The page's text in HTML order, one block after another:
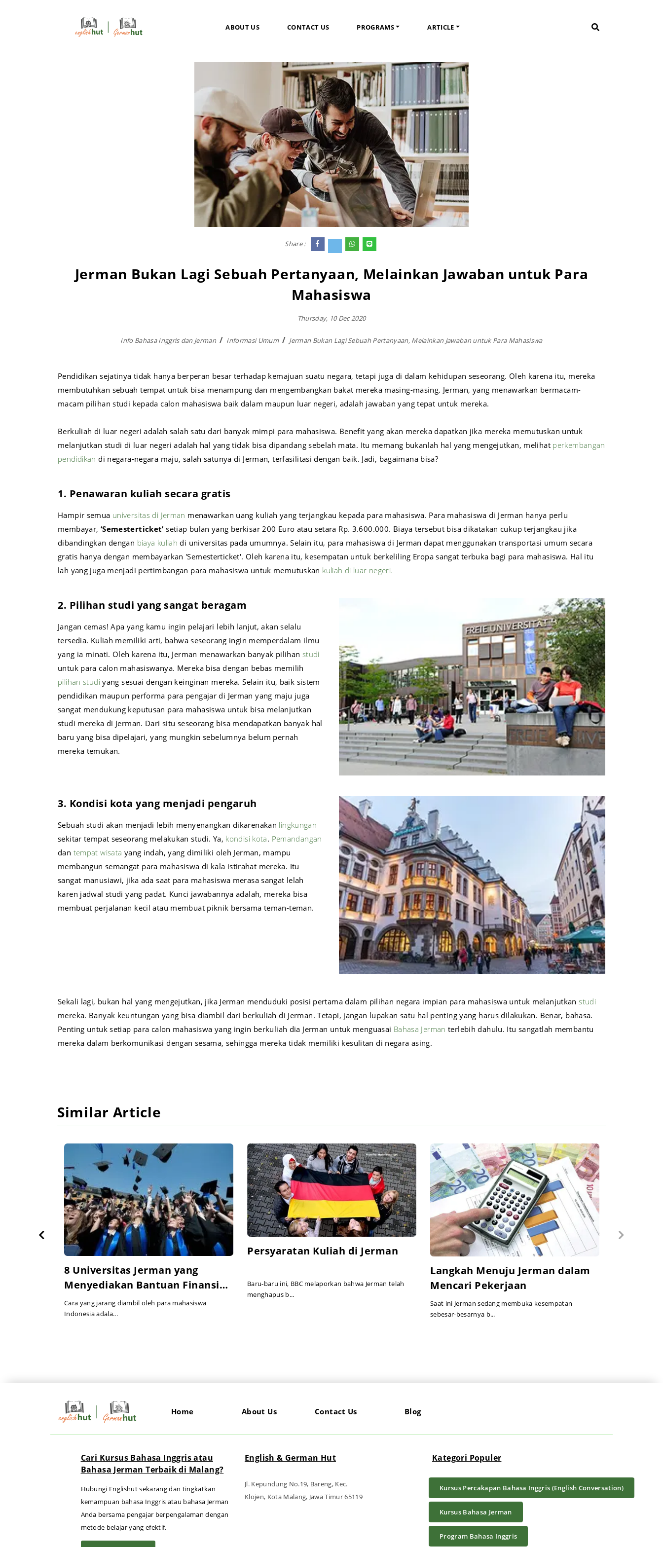
ABOUT US CONTACT US PROGRAMS
PROGAM AGEN PENDIDIKAN JERMAN PROGRAM BAHASA INGGRIS
Kursus Bahasa Inggris
Kursus Percakapan Bahasa Inggris (English Conversation)
English For Specific Purpose (ESP)
Kursus Persiapan TOEFL
Kursus Persiapan TOEIC
PROGRAM BAHASA JERMAN
Kursus Bahasa Jerman
Kursus Percakapan Bahasa Jerman (Deutsch Konversation)
Kursus Sertifikasi Bahasa Jerman (A1 –C2)
SEMUA PROGRAM KURSUS BAHASA
ARTICLE
INFO BAHASA INGGRIS DAN JERMAN
FAQ
INFO ENGLISH HUT
Profil Pengajar
Share :
Jerman Bukan Lagi Sebuah Pertanyaan, Melainkan Jawaban untuk Para
Mahasiswa
Thursday, 10 Dec 2020
Info Bahasa Inggris dan Jerman Informasi Umum Jerman Bukan Lagi Sebuah Pertanyaan, Melainkan Jawaban untuk Para Mahasiswa
Pendidikan sejatinya tidak hanya berperan besar terhadap kemajuan suatu negara, tetapi juga di dalam kehidupan seseorang. Oleh karena itu, mereka
membutuhkan sebuah tempat untuk bisa menampung dan mengembangkan bakat mereka masing-masing. Jerman, yang menawarkan bermacam-
macam pilihan studi kepada calon mahasiswa baik dalam maupun luar negeri, adalah jawaban yang tepat untuk mereka.
Berkuliah di luar negeri adalah salah satu dari banyak mimpi para mahasiswa. Benefit yang akan mereka dapatkan jika mereka memutuskan untuk
melanjutkan studi di luar negeri adalah hal yang tidak bisa dipandang sebelah mata. Itu memang bukanlah hal yang mengejutkan, melihat perkembangan
pendidikan di negara-negara maju, salah satunya di Jerman, terfasilitasi dengan baik. Jadi, bagaimana bisa?
1. Penawaran kuliah secara gratis
Hampir semua universitas di Jerman menawarkan uang kuliah yang terjangkau kepada para mahasiswa. Para mahasiswa di Jerman hanya perlu
membayar, ‘Semesterticket’ setiap bulan yang berkisar 200 Euro atau setara Rp. 3.600.000. Biaya tersebut bisa dikatakan cukup terjangkau jika
dibandingkan dengan biaya kuliah di universitas pada umumnya. Selain itu, para mahasiswa di Jerman dapat menggunakan transportasi umum secara
gratis hanya dengan membayarkan 'Semesterticket'. Oleh karena itu, kesempatan untuk berkeliling Eropa sangat terbuka bagi para mahasiswa. Hal itu
lah yang juga menjadi pertimbangan para mahasiswa untuk memutuskan kuliah di luar negeri.
2. Pilihan studi yang sangat beragam
Jangan cemas! Apa yang kamu ingin pelajari lebih lanjut, akan selalu
tersedia. Kuliah memiliki arti, bahwa seseorang ingin memperdalam ilmu
yang ia minati. Oleh karena itu, Jerman menawarkan banyak pilihan studi
untuk para calon mahasiswanya. Mereka bisa dengan bebas memilih
pilihan studi yang sesuai dengan keinginan mereka. Selain itu, baik sistem
pendidikan maupun performa para pengajar di Jerman yang maju juga
sangat mendukung keputusan para mahasiswa untuk bisa melanjutkan
studi mereka di Jerman. Dari situ seseorang bisa mendapatkan banyak hal
baru yang bisa dipelajari, yang mungkin sebelumnya belum pernah
mereka temukan.
3. Kondisi kota yang menjadi pengaruh
Sebuah studi akan menjadi lebih menyenangkan dikarenakan lingkungan
sekitar tempat seseorang melakukan studi. Ya, kondisi kota. Pemandangan
dan tempat wisata yang indah, yang dimiliki oleh Jerman, mampu
membangun semangat para mahasiswa di kala istirahat mereka. Itu
sangat manusiawi, jika ada saat para mahasiswa merasa sangat lelah
karen jadwal studi yang padat. Kunci jawabannya adalah, mereka bisa
membuat perjalanan kecil atau membuat piknik bersama teman-teman.
Sekali lagi, bukan hal yang mengejutkan, jika Jerman menduduki posisi pertama dalam pilihan negara impian para mahasiswa untuk melanjutkanstudi
mereka. Banyak keuntungan yang bisa diambil dari berkuliah di Jerman. Tetapi, jangan lupakan satu hal penting yang harus dilakukan. Benar, bahasa.
Penting untuk setiap para calon mahasiswa yang ingin berkuliah dia Jerman untuk menguasai Bahasa Jerman terlebih dahulu. Itu sangatlah membantu
mereka dalam berkomunikasi dengan sesama, sehingga mereka tidak memiliki kesulitan di negara asing.
Similar Article
8 Universitas Jerman yang
Menyediakan Bantuan Finansial
Selama Masa Studi
Cara yang jarang diambil oleh para mahasiswa
Indonesia adala...
Persyaratan Kuliah di Jerman
Baru-baru ini, BBC melaporkan bahwa Jerman telah
menghapus b...
Langkah Menuju Jerman dalam
Mencari Pekerjaan
Saat ini Jerman sedang membuka kesempatan
sebesar-besarnya b...
Home About Us Contact Us Blog
Cari Kursus Bahasa Inggris atau
Bahasa Jerman Terbaik di Malang?
Hubungi Englishut sekarang dan tingkatkan
kemampuan bahasa Inggris atau bahasa Jerman
Anda bersama pengajar berpengalaman dengan
metode belajar yang efektif.
English & German Hut
Jl. Kepundung No.19, Bareng, Kec.
Klojen, Kota Malang, Jawa Timur 65119
Kategori Populer
Kursus Percakapan Bahasa Inggris (English Conversation)
Kursus Bahasa Jerman
Program Bahasa Inggris